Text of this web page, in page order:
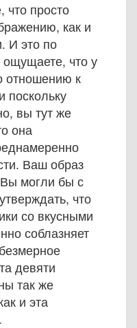
что просто
как и
И это по
что у
отношению к
поскольку
вы тут же
она
Ваш образ
могли бы с
что
со вкусными
соблазняет
девяти
так же
и эта